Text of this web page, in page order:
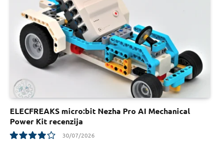
ELECFREAKS micro:bit Nezha Pro AI Mechanical
Power Kit recenzija
30/07/2026